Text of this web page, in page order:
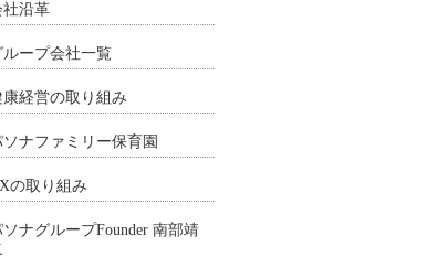
社沿革
ループ会社一覧
康経営の取り組み
ソナファミリー保育園
の取り組み
ソナグループFounder 南部靖